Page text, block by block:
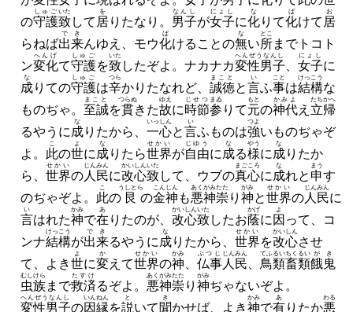
の守護
しゅご
致
いた
して 居
を
りたなり。 男子
なんし
が女子
にょし
に化
な
りて化
ば
けて 居
お
らねば出来
でき
んゆえ、 モウ化
ば
けることの無
な
い所
とこ
までトコト
ン変化
へんげ
て守護
しゅご
を致
いた
したぞよ。 ナカナカ変性男子
へんぜうなんし
女子
にょし
に
成
な
りての守護
しゅご
は辛
つら
かりたなれど、 誠徳
まこと
と言
い
ふ事
こと
は結構
けっこう
な
ものぢゃ。 至誠
まこと
を貫
つらぬ
きた故
ゆえ
に時節
じせつ
参
まゐ
りて元
もと
の神代
かみよ
え 立
たち
帰
かへ
るやうに 成
な
りたから、 一心
いっしん
と言
い
ふものは強
つよ
いものぢゃぞ
よ。 此
こ
の世
よ
に 成
な
りたら世界
せかい
が自由
じゆう
に 成
な
る様
やう
に 成
な
りたか
ら、 世界
せかい
の人民
じんみん
に改心
かいしん
致
いた
して、 ウブの真心
まごころ
に 成
な
れと 申
まう
す
のぢゃぞよ。 此
こ
の 艮
うしとら
の金神
こんじん
も悪神
あくがみ
崇
たた
り 神
がみ
と世界
せかい
の人民
じんみん
に
言
い
はれた神
かみ
で在
あ
りたのが、 改心
かいしん
致
いた
したお蔭
かげ
に 因
よ
って、
コ
ンナ結構
けっこう
が出来
でき
るやうに 成
な
りたから、 世界
せかい
を改心
かいしん
させ
て、
よき世
よ
に変
か
えて世界
せかい
の神
かみ
仏事
ぶつじ
人民
じんみん
鳥類
てふるい
畜類
ちくるい
餓鬼
がき
虫族
むしけら
まで救済
たすけ
るぞよ。 悪神
あくがみ
崇
たた
り 神
がみ
ぢゃないぞよ。
変性男子
へんぜうなんし
の因縁
いんねん
を説
と
いて聞
き
かせば、 よき神
かみ
で有
あ
りたか悪
わる